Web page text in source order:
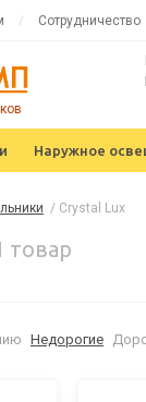
Сотрудничество
Наружное
/ Crystal Lux
товар
Недорогие